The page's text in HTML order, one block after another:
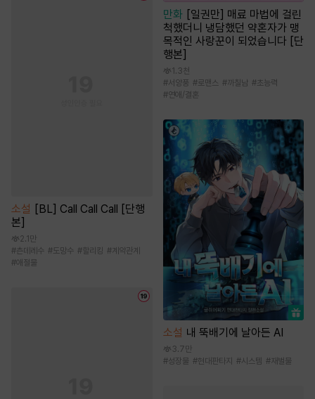
소설
[BL] Call Call Call [단행
본]
2.1만
#츤데레수 #도망수 # 할리킹 # 계약관계
#애절물
만화 [일권만] 매료 마법에 걸린
척했더니 냉담했던 약혼자가 맹
목적인 사랑꾼이 되었습니다 [단
행본]
1.3천
#서양풍 #로맨스 #까칠남 #초능력
#연애/결혼
소설 내 뚝배기에 날아든 AI
3.7만
#성장물 #현대판타지 #시스템 #재벌물